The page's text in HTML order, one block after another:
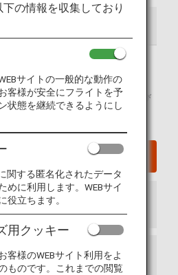
際空港ガイド
港の発着ターミナルマップおよび
報。
国際空港ウェブサイト
の情報を収集しており
サイトの一般的な動作の
客様が安全にフライトを予
状態を継続できるようにし
関する匿名化されたデータ
めに利用します。WEBサイ
役立ちます。
用クッキー
客様のWEBサイト利用をよ
ものです。これまでの閲覧